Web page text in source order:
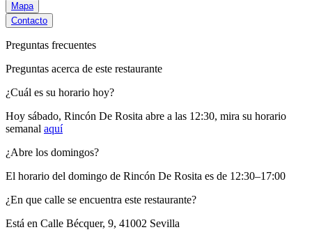
Mapa
Contacto
Preguntas frecuentes
Preguntas acerca de este restaurante
¿Cuál es su horario hoy?
Hoy sábado, Rincón De Rosita abre a las 12:30, mira su horario
semanal aquí
¿Abre los domingos?
El horario del domingo de Rincón De Rosita es de 12:30–17:00
¿En que calle se encuentra este restaurante?
Está en Calle Bécquer, 9, 41002 Sevilla